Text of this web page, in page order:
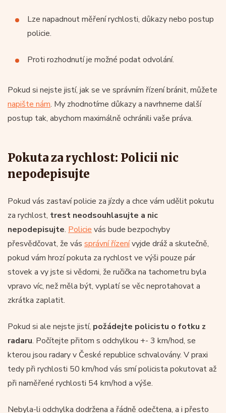
Lze napadnout měření rychlosti, důkazy nebo postup
policie.
Proti rozhodnutí je možné podat odvolání.
Pokud si nejste jistí, jak se ve správním řízení bránit, můžete
napište nám. My zhodnotíme důkazy a navrhneme další
postup tak, abychom maximálně ochránili vaše práva.
Pokuta za rychlost: Policii nic
nepodepisujte
Pokud vás zastaví policie za jízdy a chce vám udělit pokutu
za rychlost, trest neodsouhlasujte a nic
nepodepisujte. Policie vás bude bezpochyby
přesvědčovat, že vás správní řízenívyjde dráž a skutečně,
pokud vám hrozí pokuta za rychlost ve výši pouze pár
stovek a vy jste si vědomi, že ručička na tachometru byla
vpravo víc, než měla být, vyplatí se věc neprotahovat a
zkrátka zaplatit.
Pokud si ale nejste jistí, požádejte policistu o fotku z
radaru. Počítejte přitom s odchylkou +- 3 km/hod, se
kterou jsou radary v České republice schvalovány. V praxi
tedy při rychlosti 50 km/hod vás smí policista pokutovat až
při naměřené rychlosti 54 km/hod a výše.
Nebyla-li odchylka dodržena a řádně odečtena, a i přesto